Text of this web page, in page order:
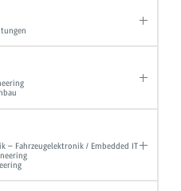
Fahrzeugelektronik / Embedded IT